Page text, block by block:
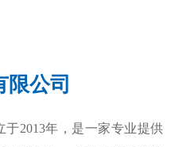
公司
2013年，是一家专业提供